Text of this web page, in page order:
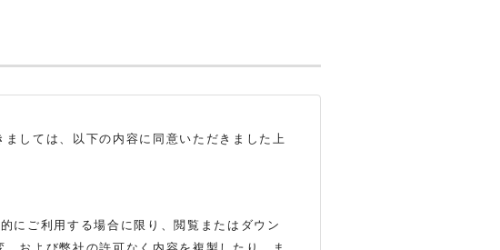
しては、以下の内容に同意いただきました上
にご利用する場合に限り、閲覧またはダウン